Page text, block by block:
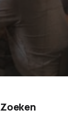
Zoeken